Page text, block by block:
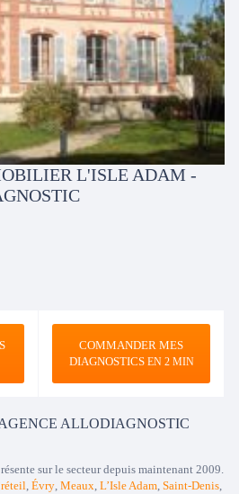
L'ISLE ADAM -
COMMANDER MES
DIAGNOSTICSEN 2 MIN
ALLODIAGNOSTIC
sur le secteur depuis maintenant 2009.
, Évry, Meaux, L’Isle Adam, Saint-Denis,